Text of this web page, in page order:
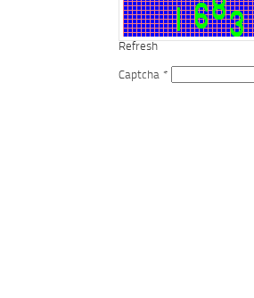
Refresh
Captcha *